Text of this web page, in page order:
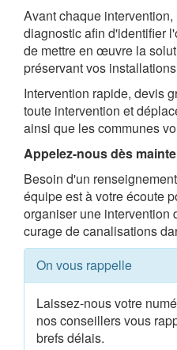
Avant chaque
diagnostic afin d'identifier
de mettre en œuvre la
préservant vos
Intervention rapide, devis
toute intervention et
ainsi que les communes
Appelez-nous dès
Besoin d'un
équipe est à votre écoute
organiser une intervention
curage de canalisations
On vous rappelle
Laissez-nous votre
nos conseillers vous
brefs délais.